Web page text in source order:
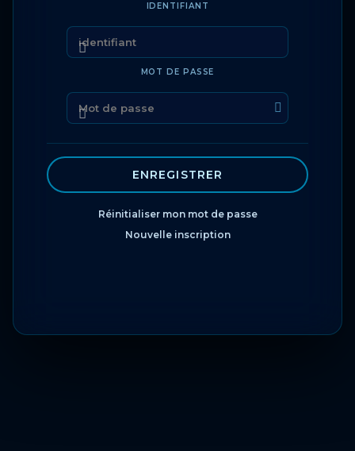
IDENTIFIANT
MOT DE PASSE
Réinitialiser mon mot de passe
Nouvelle inscription